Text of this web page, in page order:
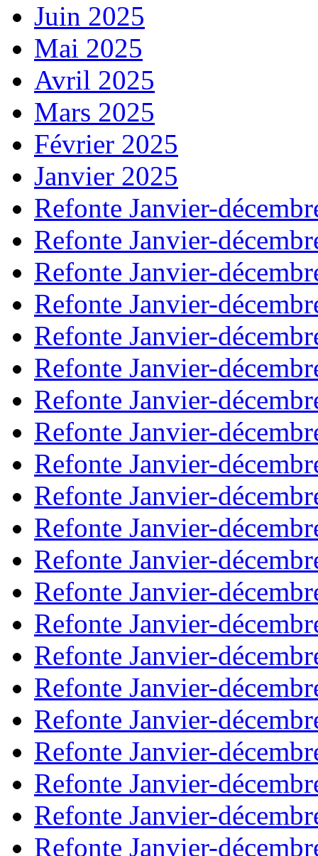
Juin 2025
Mai 2025
Avril 2025
Mars 2025
Février 2025
Janvier 2025
Refonte Janvier-
Refonte Janvier-
Refonte Janvier-
Refonte Janvier-
Refonte Janvier-
Refonte Janvier-
Refonte Janvier-
Refonte Janvier-
Refonte Janvier-
Refonte Janvier-
Refonte Janvier-
Refonte Janvier-
Refonte Janvier-
Refonte Janvier-
Refonte Janvier-
Refonte Janvier-
Refonte Janvier-
Refonte Janvier-
Refonte Janvier-
Refonte Janvier-
Refonte Janvier-